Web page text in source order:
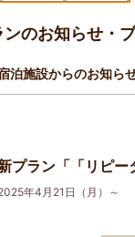
のお知らせ・
泊施設からのお知ら
プラン「「リピー
年4月21日（月）～